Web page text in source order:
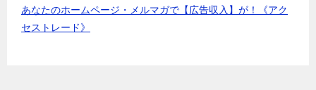
あなたのホームページ・メルマガで【広告収入】が！《アク
セストレード》